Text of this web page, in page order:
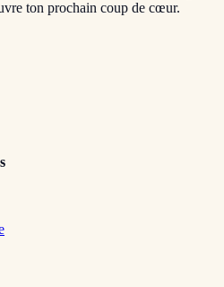
ton prochain coup de cœur.